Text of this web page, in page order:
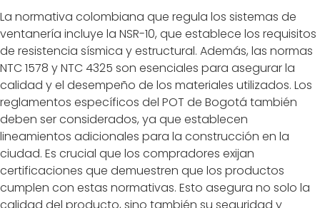
La normativa colombiana que regula los sistemas de
ventanería incluye la NSR-10, que establece los requisitos
de resistencia sísmica y estructural. Además, las normas
NTC 1578 y NTC 4325 son esenciales para asegurar la
calidad y el desempeño de los materiales utilizados. Los
reglamentos específicos del POT de Bogotá también
deben ser considerados, ya que establecen
lineamientos adicionales para la construcción en la
ciudad. Es crucial que los compradores exijan
certificaciones que demuestren que los productos
cumplen con estas normativas. Esto asegura no solo la
calidad del producto, sino también su seguridad y